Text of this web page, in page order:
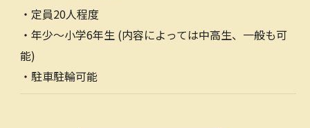
・定員20人程度
・年少～小学6年生 (内容によっては中高生、一般も可
能)
・駐車駐輪可能